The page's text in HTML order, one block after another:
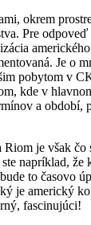
okrem
Pre odpoveď
Je o
pobytom v
kde v
a období,
je však
napríklad, že
to časovo
je americký
fascinujúci!